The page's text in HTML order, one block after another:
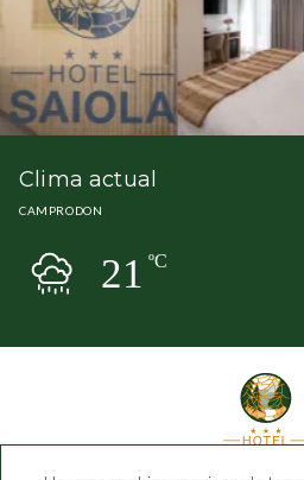
Clima actual
CAMPRODON
21ºC